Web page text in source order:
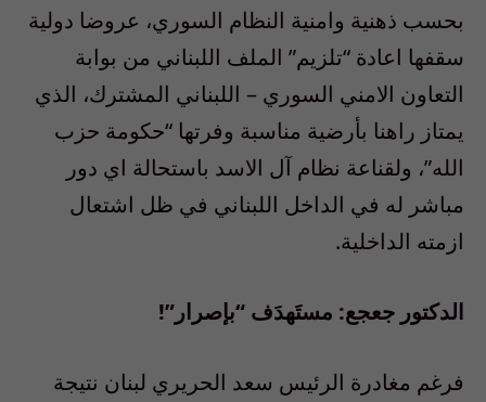
بحسب ذهنية وامنية النظام السوري، عروضا دولية
سقفها اعادة “تلزيم” الملف اللبناني من بوابة
التعاون الامني السوري – اللبناني المشترك، الذي
يمتاز راهنا بأرضية مناسبة وفرتها “حكومة حزب
الله”، ولقناعة نظام آل الاسد باستحالة اي دور
مباشر له في الداخل اللبناني في ظل اشتعال
ازمته الداخلية.
الدكتور جعجع: مستَهدَف “بإصرار”!
فرغم مغادرة الرئيس سعد الحريري لبنان نتيجة